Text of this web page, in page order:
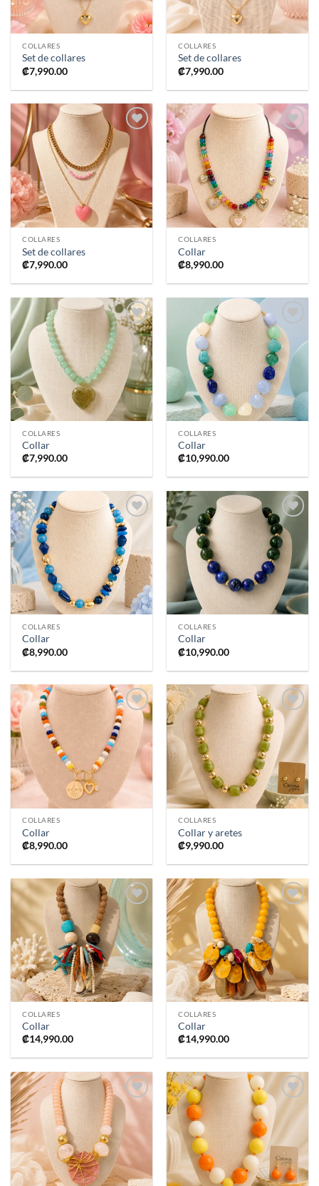
COLLARES
Set de collares
₡7,990.00
COLLARES
Set de collares
₡7,990.00
Añadir
a la
lista de
deseos
COLLARES
Set de collares
₡7,990.00
Añadir
a la
lista de
deseos
COLLARES
Collar
₡8,990.00
Añadir
lista de
deseos
COLLARES
Collar
₡7,990.00
Añadir
a la
lista de
deseos
COLLARES
Collar
₡10,990.00
Añadir
a la
lista de
deseos
COLLARES
Collar
₡8,990.00
Añadir
a la
lista de
deseos
COLLARES
Collar
₡10,990.00
Añadir
deseos
COLLARES
Collar
₡8,990.00
Añadir
a la
lista de
deseos
COLLARES
Collar y aretes
₡9,990.00
Añadir
a la
lista de
deseos
COLLARES
Collar
₡14,990.00
Añadir
lista de
deseos
COLLARES
Collar
₡14,990.00
Añadir
deseos